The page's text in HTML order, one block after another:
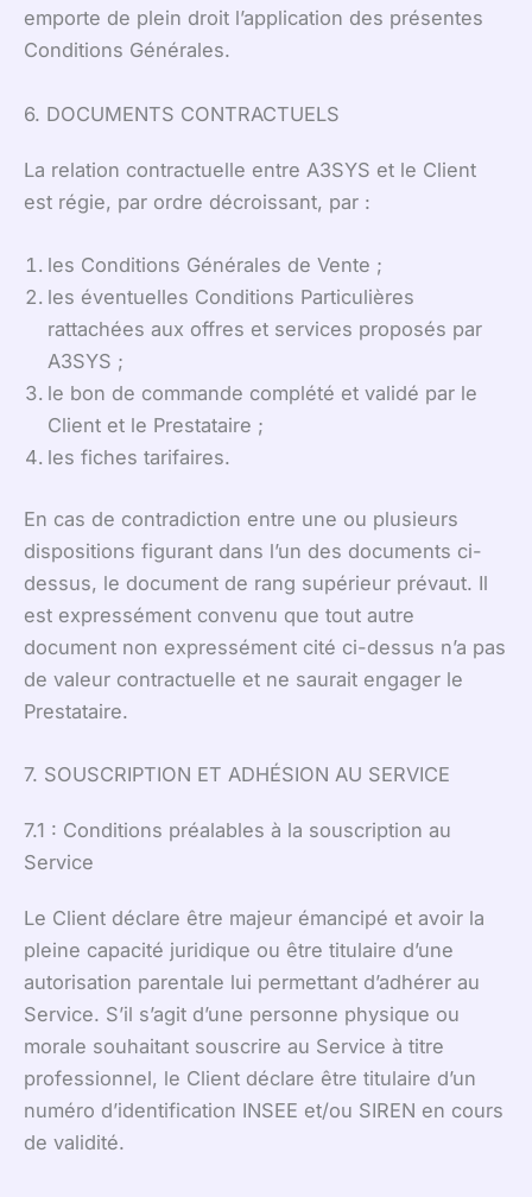
emporte de plein droit l’application des présentes
Conditions Générales.
6. DOCUMENTS CONTRACTUELS
La relation contractuelle entre A3SYS et le Client
est régie, par ordre décroissant, par :
les Conditions Générales de Vente ;
les éventuelles Conditions Particulières
rattachées aux offres et services proposés par
A3SYS ;
le bon de commande complété et validé par le
Client et le Prestataire ;
les fiches tarifaires.
En cas de contradiction entre une ou plusieurs
dispositions figurant dans l’un des documents ci-
dessus, le document de rang supérieur prévaut. Il
est expressément convenu que tout autre
document non expressément cité ci-dessus n’a pas
de valeur contractuelle et ne saurait engager le
Prestataire.
7. SOUSCRIPTION ET ADHÉSION AU SERVICE
7.1 : Conditions préalables à la souscription au
Service
Le Client déclare être majeur émancipé et avoir la
pleine capacité juridique ou être titulaire d’une
autorisation parentale lui permettant d’adhérer au
Service. S’il s’agit d’une personne physique ou
morale souhaitant souscrire au Service à titre
professionnel, le Client déclare être titulaire d’un
numéro d’identification INSEE et/ou SIREN en cours
de validité.